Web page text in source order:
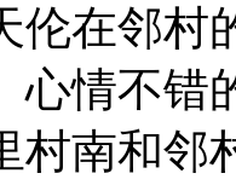
伦在邻村
心情不错
村南和邻